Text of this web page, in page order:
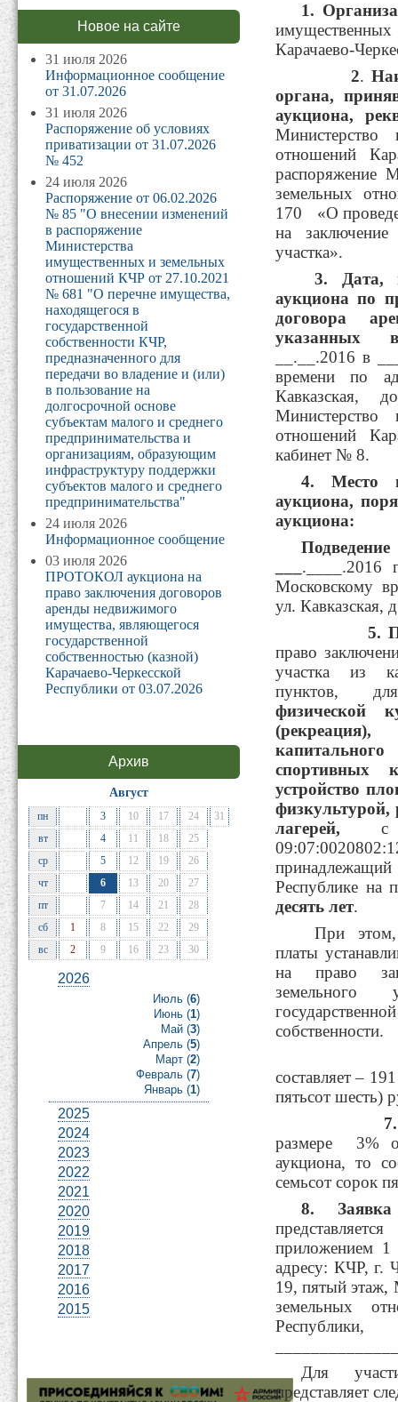
Новое на сайте
31 июля 2026
Информационное сообщение
от 31.07.2026
31 июля 2026
Распоряжение об условиях
приватизации от 31.07.2026
№ 452
24 июля 2026
Распоряжение от 06.02.2026
№ 85 "О внесении изменений
в распоряжение
Министерства
имущественных и земельных
отношений КЧР от 27.10.2021
№ 681 "О перечне имущества,
находящегося в
государственной
собственности КЧР,
предназначенного для
передачи во владение и (или)
в пользование на
долгосрочной основе
субъектам малого и среднего
предпринимательства и
организациям, образующим
инфраструктуру поддержки
субъектов малого и среднего
предпринимательства"
24 июля 2026
Информационное сообщение
03 июля 2026
ПРОТОКОЛ аукциона на
право заключения договоров
аренды недвижимого
имущества, являющегося
государственной
собственностью (казной)
Карачаево-Черкесской
Республики от 03.07.2026
Архив
Август
пн 3 10 17 24
31
вт
4 11 18
25
ср
5 12 19
26
чт
6 13 20
27
пт
7 14 21
28
сб
1 8 15 22
29
вс
2 9 16 23 30
2026
Июль (6)
Июнь (1)
Май (3)
Апрель (5)
Март (2)
Февраль (7)
Январь (1)
2025
2024
2023
2022
2021
2020
2019
2018
2017
2016
2015
1.
Карачаево-
2.
органа,
аукциона,
Министерство
отношений
распоряжение
земельных
170 «О
на
участка».
3. Дата,
аукциона по
договора
указанных
__.__.2016 в
времени по
Министерство
отношений
кабинет № 8.
4. Место и
аукциона,
аукциона:
.____.2016
Московскому
ул. Кавказская,
5.
право
участка из
пунктов,
физической
спортивных
устройство
физкультурой,
лагерей, с
Республике на
десять лет.
При этом,
платы
на право
земельного
собственности.
составляет –
пятьсот шесть)
7.
размере 3%
аукциона, то
семьсот сорок
8. Заявка
приложением
адресу: КЧР, г.
19, пятый этаж,
земельных
Для
представляет